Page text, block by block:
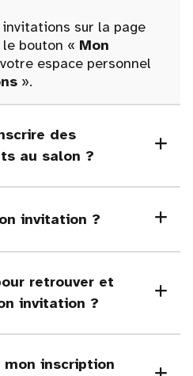
sur la page
bouton « Mon
espace personnel
».
des
au salon ?
invitation ?
retrouver et
invitation ?
inscription